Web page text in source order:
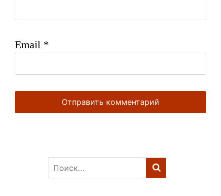
Email *
Найти: